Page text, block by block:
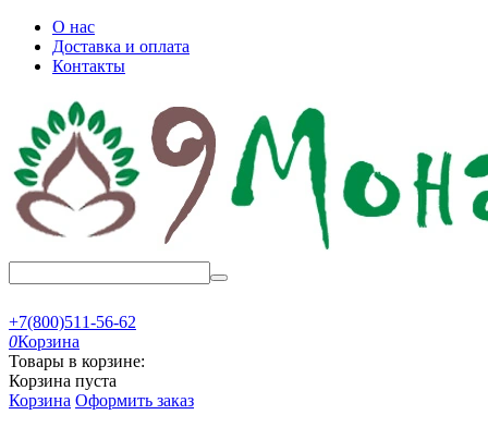
О нас
Доставка и оплата
Контакты
+7(800)511-56-62
0Корзина
Товары в корзине:
Корзина пуста
Корзина Оформить заказ